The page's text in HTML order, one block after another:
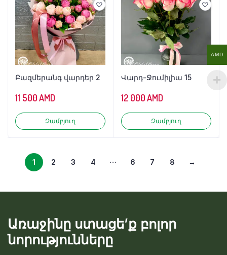
Բազմերանգ վարդեր 2
11 500AMD
Զամբյուղ
Վարդ-Ջումիլիա 15
12 000AMD
Զամբյուղ
1 2 3 4 … 6 7 8 →
Առաջինը ստացե’ք բոլոր
նորությունները
AMD